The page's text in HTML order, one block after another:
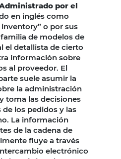
por el
en inglés como
o por sus
de modelos de
el detallista de cierto
información sobre
al proveedor. El
suele asumir la
la administración
toma las decisiones
los pedidos y las
La información
de la cadena de
fluye a través
electrónico